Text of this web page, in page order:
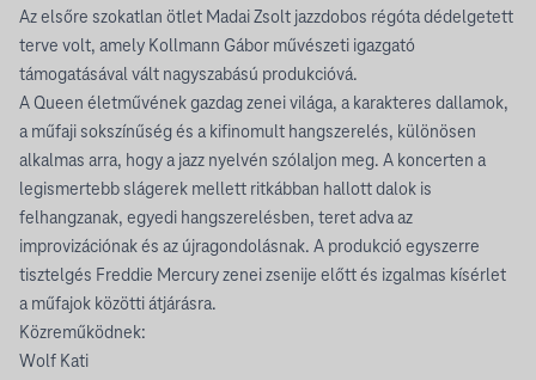
Az elsőre szokatlan ötlet Madai Zsolt jazzdobos régóta dédelgetett
terve volt, amely Kollmann Gábor művészeti igazgató
támogatásával vált nagyszabású produkcióvá.
A Queen életművének gazdag zenei világa, a karakteres dallamok,
a műfaji sokszínűség és a kifinomult hangszerelés, különösen
alkalmas arra, hogy a jazz nyelvén szólaljon meg. A koncerten a
legismertebb slágerek mellett ritkábban hallott dalok is
felhangzanak, egyedi hangszerelésben, teret adva az
improvizációnak és az újragondolásnak. A produkció egyszerre
tisztelgés Freddie Mercury zenei zsenije előtt és izgalmas kísérlet
a műfajok közötti átjárásra.
Közreműködnek:
Wolf Kati